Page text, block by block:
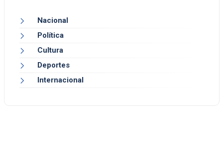
Nacional
Política
Cultura
Deportes
Internacional